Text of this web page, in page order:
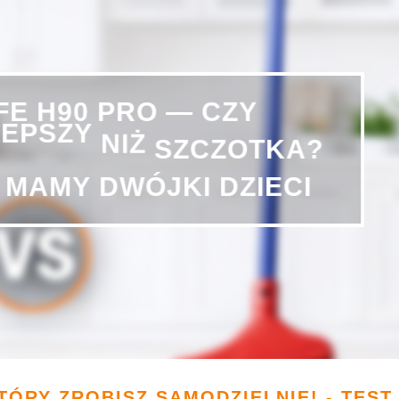
H90 PRO
CZY
NIŻ SZCZOTKA?
MAMY DWÓJKI DZIECI